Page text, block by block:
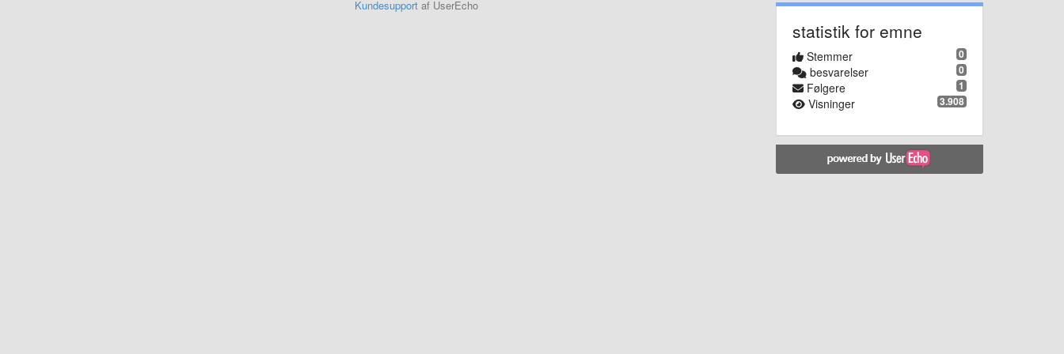
Kundesupportaf UserEcho
statistik for emne
0
Stemmer
0
besvarelser
1
Følgere
3.908
Visninger